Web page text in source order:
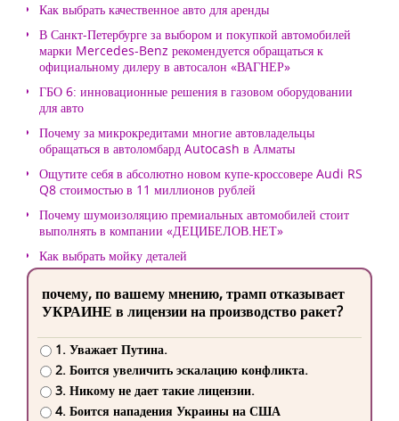
Как выбрать качественное авто для аренды
В Санкт-Петербурге за выбором и покупкой автомобилей
марки Mercedes-Benz рекомендуется обращаться к
официальному дилеру в автосалон «ВАГНЕР»
ГБО 6: инновационные решения в газовом оборудовании
для авто
Почему за микрокредитами многие автовладельцы
обращаться в автоломбард Autocash в Алматы
Ощутите себя в абсолютно новом купе-кроссовере Audi RS
Q8 стоимостью в 11 миллионов рублей
Почему шумоизоляцию премиальных автомобилей стоит
выполнять в компании «ДЕЦИБЕЛОВ.НЕТ»
Как выбрать мойку деталей
почему, по вашему мнению, трамп отказывает
УКРАИНЕ в лицензии на производство ракет?
1. Уважает Путина.
2. Боится увеличить эскалацию конфликта.
3. Никому не дает такие лицензии.
4. Боится нападения Украины на США